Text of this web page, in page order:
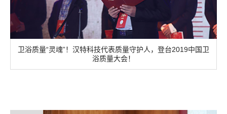
卫浴质量“灵魂”！汉特科技代表质量守护人，登台2019中国卫
浴质量大会！